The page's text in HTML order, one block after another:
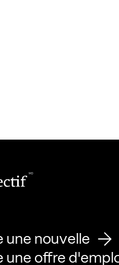
une nouvelle
une offre